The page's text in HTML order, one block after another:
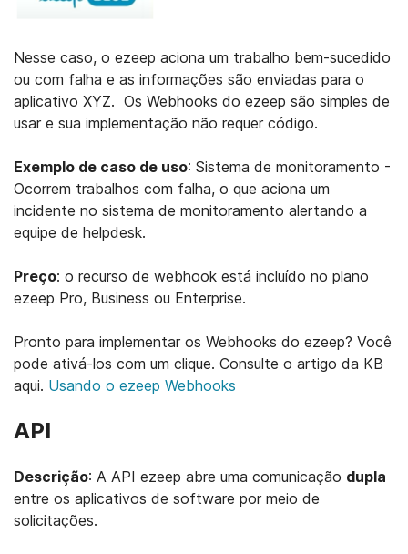
Nesse caso, o ezeep aciona um trabalho bem-sucedido
ou com falha e as informações são enviadas para o
aplicativo XYZ. Os Webhooks do ezeep são simples de
usar e sua implementação não requer código.
Exemplo de caso de uso: Sistema de monitoramento -
Ocorrem trabalhos com falha, o que aciona um
incidente no sistema de monitoramento alertando a
equipe de helpdesk.
Preço: o recurso de webhook está incluído no plano
ezeep Pro, Business ou Enterprise.
Pronto para implementar os Webhooks do ezeep? Você
pode ativá-los com um clique. Consulte o artigo da KB
aqui. Usando o ezeep Webhooks
API
Descrição: A API ezeep abre uma comunicação dupla
entre os aplicativos de software por meio de
solicitações.